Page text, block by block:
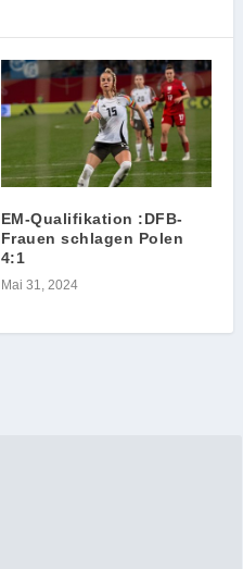
EM-Qualifikation :DFB-
Frauen schlagen Polen
4:1
Mai 31, 2024